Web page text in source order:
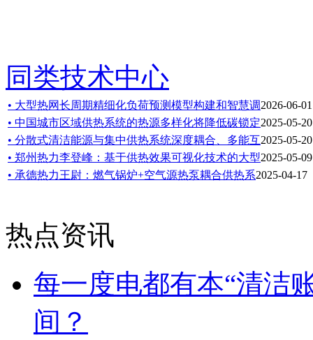
同类技术中心
• 大型热网长周期精细化负荷预测模型构建和智慧调2026-06-01
• 中国城市区域供热系统的热源多样化将降低碳锁定2025-05-20
• 分散式清洁能源与集中供热系统深度耦合、多能互2025-05-20
• 郑州热力李登峰：基于供热效果可视化技术的大型2025-05-09
• 承德热力王尉：燃气锅炉+空气源热泵耦合供热系2025-04-17
热点资讯
每一度电都有本“清洁
间？